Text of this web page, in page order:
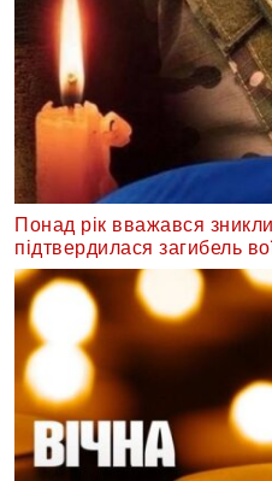
Понад рік вважався
підтвердилася загибель